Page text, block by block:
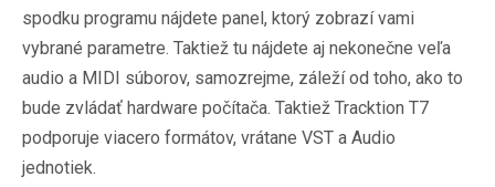
spodku programu nájdete panel, ktorý zobrazí vami
vybrané parametre. Taktiež tu nájdete aj nekonečne veľa
audio a MIDI súborov, samozrejme, záleží od toho, ako to
bude zvládať hardware počítača. Taktiež Tracktion T7
podporuje viacero formátov, vrátane VST a Audio
jednotiek.